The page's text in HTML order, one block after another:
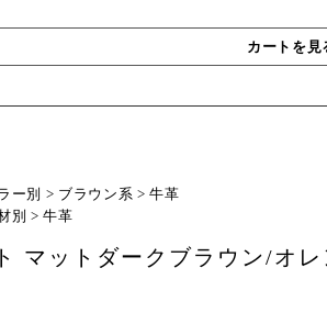
カートを見
ー別 > ブラウン系 > 牛革
別 > 牛革
マットダークブラウン/オレ